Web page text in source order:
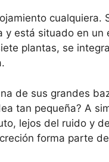
y está situado en
plantas, se
de sus grandes
tan pequeña? A
lejos del ruido y
forma parte